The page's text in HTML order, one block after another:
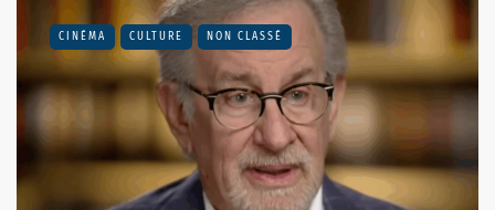
CINÉMA CULTURE NON CLASSÉ